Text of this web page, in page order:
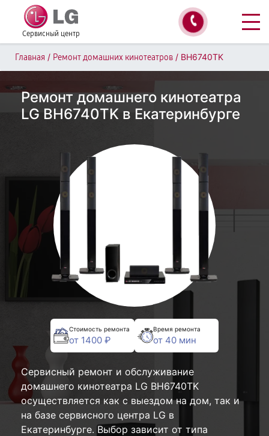
Сервисный центр
Главная / Ремонт домашних кинотеатров / BH6740TK
Ремонт домашнего кинотеатра
LG BH6740TK в Екатеринбурге
Стоимость ремонта
от 1400 ₽
Время ремонта
от 40 мин
Сервисный ремонт и обслуживание
домашнего кинотеатра LG BH6740TK
осуществляется как с выездом на дом, так и
на базе сервисного центра LG в
Екатеринбурге. Выбор зависит от типа